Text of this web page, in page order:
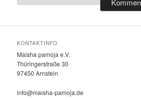
KONTAKTINFO
Maisha pamoja e.V.
Thüringerstraße 30
97450 Arnstein
info@maisha-pamoja.de